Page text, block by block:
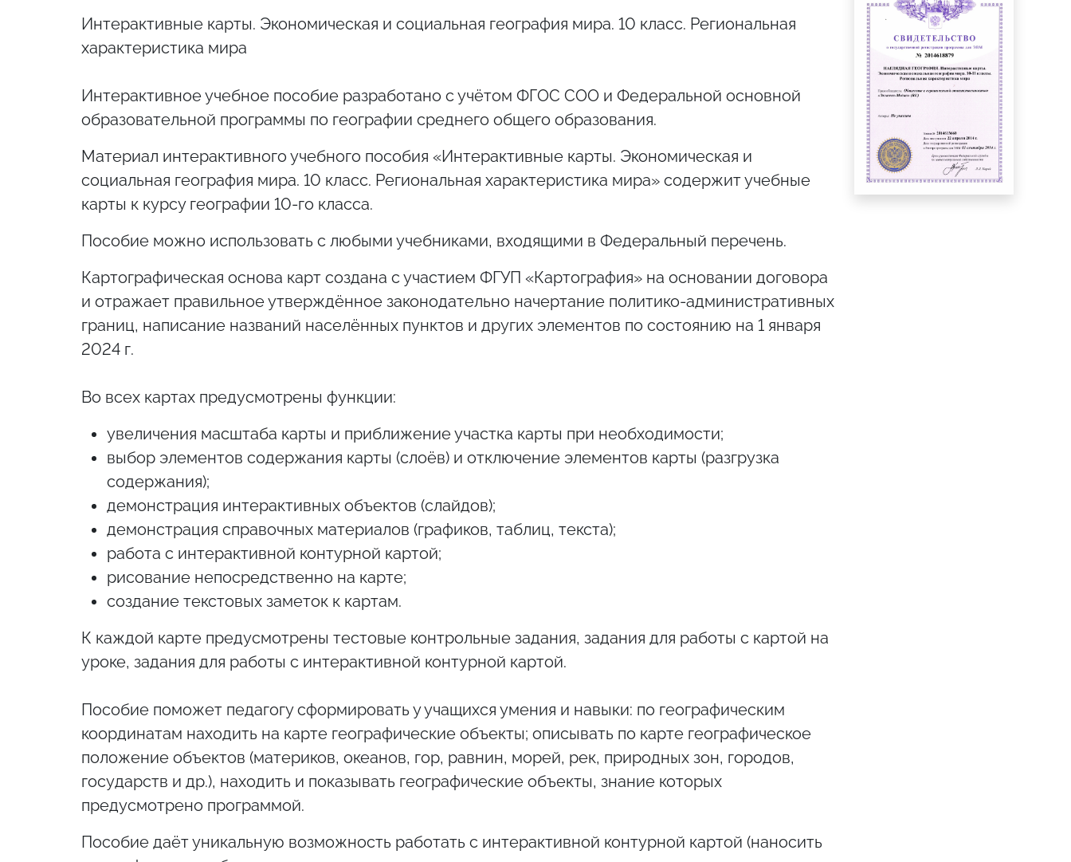
Интерактивные карты. Экономическая и социальная география мира. 10 класс. Региональная
характеристика мира
Интерактивное учебное пособие разработано с учётом ФГОС СОО и Федеральной основной
образовательной программы по географии среднего общего образования.
Материал интерактивного учебного пособия «Интерактивные карты. Экономическая и
социальная география мира. 10 класс. Региональная характеристика мира» содержит учебные
карты к курсу географии 10-го класса.
Пособие можно использовать с любыми учебниками, входящими в Федеральный перечень.
Картографическая основа карт создана с участием ФГУП «Картография» на основании договора
и отражает правильное утверждённое законодательно начертание политико-административных
границ, написание названий населённых пунктов и других элементов по состоянию на 1 января
2024 г.
Во всех картах предусмотрены функции:
увеличения масштаба карты и приближение участка карты при необходимости;
выбор элементов содержания карты (слоёв) и отключение элементов карты (разгрузка
содержания);
демонстрация интерактивных объектов (слайдов);
демонстрация справочных материалов (графиков, таблиц, текста);
работа с интерактивной контурной картой;
рисование непосредственно на карте;
создание текстовых заметок к картам.
К каждой карте предусмотрены тестовые контрольные задания, задания для работы с картой на
уроке, задания для работы с интерактивной контурной картой.
Пособие поможет педагогу сформировать у учащихся умения и навыки: по географическим
координатам находить на карте географические объекты; описывать по карте географическое
положение объектов (материков, океанов, гор, равнин, морей, рек, природных зон, городов,
государств и др.), находить и показывать географические объекты, знание которых
предусмотрено программой.
Пособие даёт уникальную возможность работать с интерактивной контурной картой (наносить